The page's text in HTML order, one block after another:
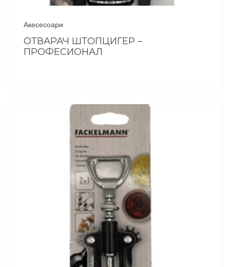
Акесесоари
ОТВАРАЧ ШТОПЦИГЕР –
ПРОФЕСИОНАЛ